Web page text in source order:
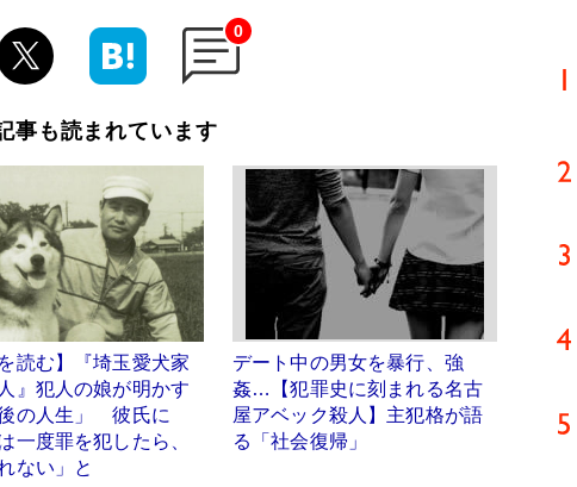
0
事も読まれています
を読む】『埼玉愛犬家
』犯人の娘が明かす
後の人生」 彼氏に
一度罪を犯したら、
ない」と
デート中の男女を暴行、強
姦…【犯罪史に刻まれる名古
屋アベック殺人】主犯格が語
る「社会復帰」